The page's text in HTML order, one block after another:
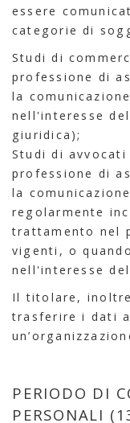
essere
categorie di
Studi di
professione di
la
nell'interesse
giuridica);
Studi di
professione di
la
regolarmente
trattamento nel
vigenti, o
nell'interesse
Il titolare,
trasferire i dati
PERIODO DI
PERSONALI